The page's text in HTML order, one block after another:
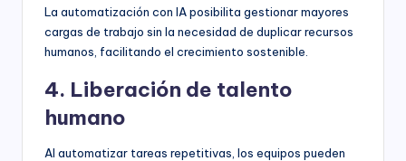
La automatización con IA posibilita gestionar mayores
cargas de trabajo sin la necesidad de duplicar recursos
humanos, facilitando el crecimiento sostenible.
4. Liberación de talento
humano
Al automatizar tareas repetitivas, los equipos pueden